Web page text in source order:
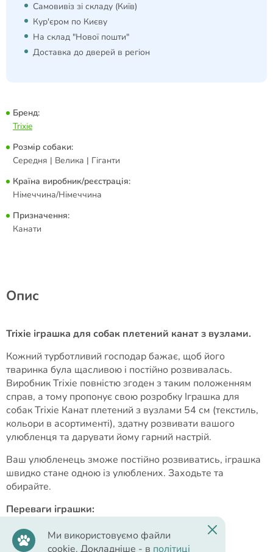
Самовивіз зі складу (Київ)
Кур'єром по Києву
На склад "Нової пошти"
Доставка до дверей в регіон
Бренд:
Trixie
Розмір собаки:
Середня | Велика | Гіганти
Країна виробник/реєстрація:
Німеччина/Німеччина
Призначення:
Канати
Опис
Trixie іграшка для собак плетений канат з вузлами.
Кожний турботливий господар бажає, щоб його
тваринка була щасливою і постійно розвивалась.
Виробник Trixie повністю згоден з таким положенням
справ, а тому пропонує свою розробку Іграшка для
собак Trixie Канат плетений з вузлами 54 см (текстиль,
кольори в асортименті), здатну розвивати вашого
улюбленця та дарувати йому гарний настрій.
Ваш улюбленець зможе постійно розвиватись, іграшка
швидко стане одною із улюблених. Заходьте та
обирайте.
Переваги іграшки:
Ідеальні габарити
Ми використовуємо файли
cookie. Докладніше - в політиці